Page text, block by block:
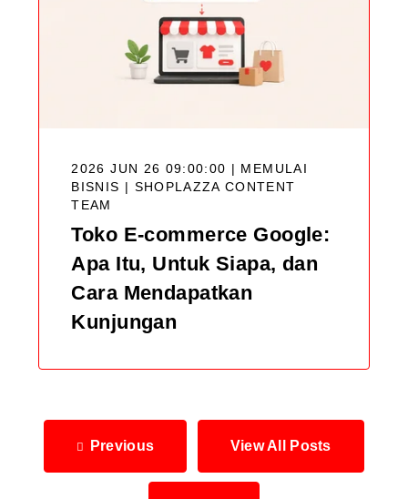
2026 JUN 26 09:00:00 | MEMULAI
BISNIS | SHOPLAZZA CONTENT
TEAM
Toko E-commerce Google:
Apa Itu, Untuk Siapa, dan
Cara Mendapatkan
Kunjungan
Previous View All Posts